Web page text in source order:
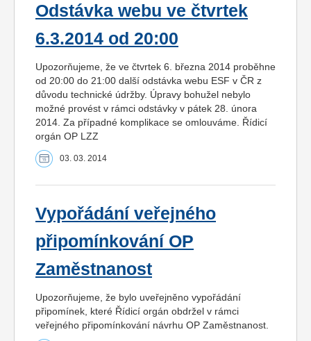
Odstávka webu ve čtvrtek
6.3.2014 od 20:00
Upozorňujeme, že ve čtvrtek 6. března 2014 proběhne
od 20:00 do 21:00 další odstávka webu ESF v ČR z
důvodu technické údržby. Úpravy bohužel nebylo
možné provést v rámci odstávky v pátek 28. února
2014. Za případné komplikace se omlouváme. Řídicí
orgán OP LZZ
03. 03. 2014
Vypořádání veřejného
připomínkování OP
Zaměstnanost
Upozorňujeme, že bylo uveřejněno vypořádání
připomínek, které Řídicí orgán obdržel v rámci
veřejného připomínkování návrhu OP Zaměstnanost.